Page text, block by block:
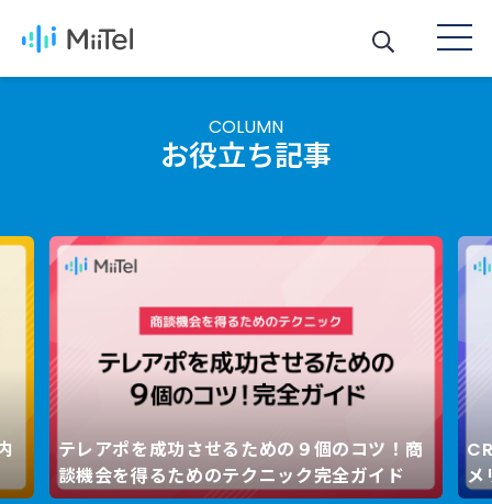
COLUMN
お役立ち記事
テレアポを成功させるための９個のコツ！商
談機会を得るためのテクニック完全ガイド
メ
Next